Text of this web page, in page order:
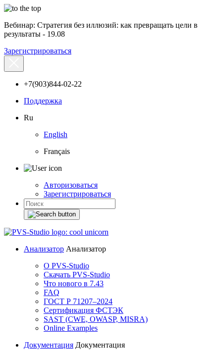
Вебинар: Стратегия без иллюзий: как превращать цели в
результаты - 19.08
Зарегистрироваться
+7(903)844-02-22
Поддержка
Ru
English
Français
Авторизоваться
Зарегистрироваться
Анализатор Анализатор
О PVS-Studio
Скачать PVS-Studio
Что нового в 7.43
FAQ
ГОСТ Р 71207–2024
Сертификация ФСТЭК
SAST (CWE, OWASP, MISRA)
Online Examples
Документация Документация